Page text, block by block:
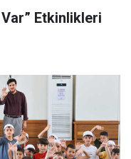
Etkinlikleri